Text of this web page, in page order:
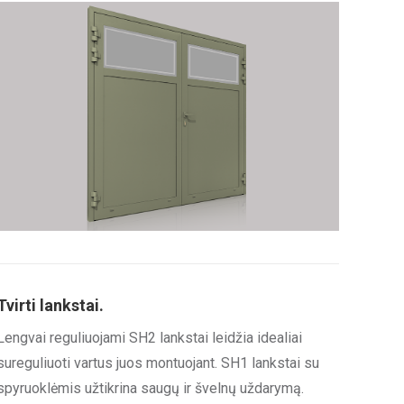
lankstai.
reguliuojami SH2 lankstai leidžia idealiai
vartus juos montuojant. SH1 lankstai su
užtikrina saugų ir švelnų uždarymą.